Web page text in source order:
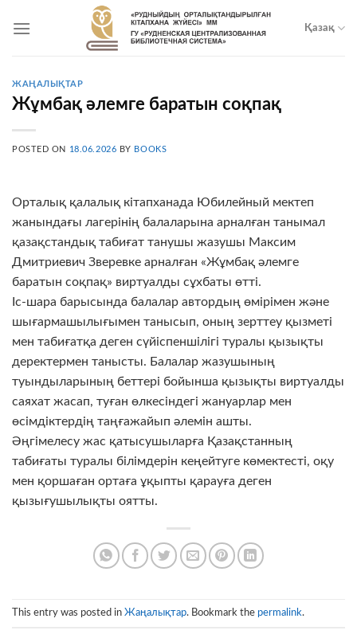
Қазақ
ЖАҢАЛЫҚТАР
Жұмбақ әлемге баратын соқпақ
POSTED ON 18.06.2026 BY BOOKS
Орталық қалалық кітапханада Юбилейный мектеп
жанындағы лагерінің балаларына арналған танымал
қазақстандық табиғат танушы жазушы Максим
Дмитриевич Зверевке арналған «Жұмбақ әлемге
баратын соқпақ» виртуалды сұхбаты өтті.
Іс-шара барысында балалар автордың өмірімен және
шығармашылығымен танысып, оның зерттеу қызметі
мен табиғатқа деген сүйіспеншілігі туралы қызықты
деректермен танысты. Балалар жазушының
туындыларының беттері бойынша қызықты виртуалды
саяхат жасап, туған өлкесіндегі жануарлар мен
өсімдіктердің таңғажайып әлемін ашты.
Әңгімелесу жас қатысушыларға Қазақстанның
табиғаты туралы білімдерін кеңейтуге көмектесті, оқу
мен қоршаған ортаға ұқыпты қарауға деген
қызығушылықты оятты.
This entry was posted in Жаңалықтар. Bookmark the permalink.